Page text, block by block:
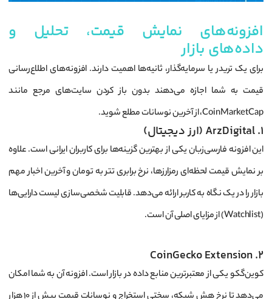
افزونه‌های نمایش قیمت، تحلیل و
داده‌های بازار
برای یک تریدر یا سرمایه‌گذار، ثانیه‌ها اهمیت دارند. افزونه‌های اطلاع‌رسانی
قیمت به شما اجازه می‌دهند بدون باز کردن سایت‌های مرجع مانند
CoinMarketCap، از آخرین نوسانات مطلع شوید.
1. ArzDigital (ارز دیجیتال)
این افزونه فارسی‌زبان یکی از بهترین گزینه‌ها برای کاربران ایرانی است. علاوه
بر نمایش قیمت لحظه‌ای رمزارزها، نرخ برابری تتر به تومان و آخرین اخبار مهم
بازار را در یک نگاه به کاربر ارائه می‌دهد. قابلیت شخصی‌سازی لیست دارایی‌ها
(Watchlist) از مزایای اصلی آن است.
2. CoinGecko Extension
کوین‌گکو یکی از معتبرترین منابع داده در بازار است. افزونه آن به شما امکان